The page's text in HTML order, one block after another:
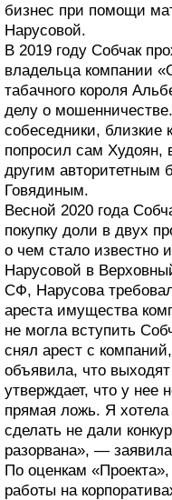
бизнес при помощи
Нарусовой.
В 2019 году Собчак
владельца компании
табачного короля
делу о
собеседники, близкие
попросил сам Худоян,
другим авторитетным
Говядиным.
Весной 2020 года
покупку доли в двух
о чем стало известно
Нарусовой в
СФ, Нарусова
ареста имущества
не могла вступить
снял арест с
объявила, что
утверждает, что у нее
прямая ложь. Я
сделать не дали
разорвана», —
По оценкам
работы на